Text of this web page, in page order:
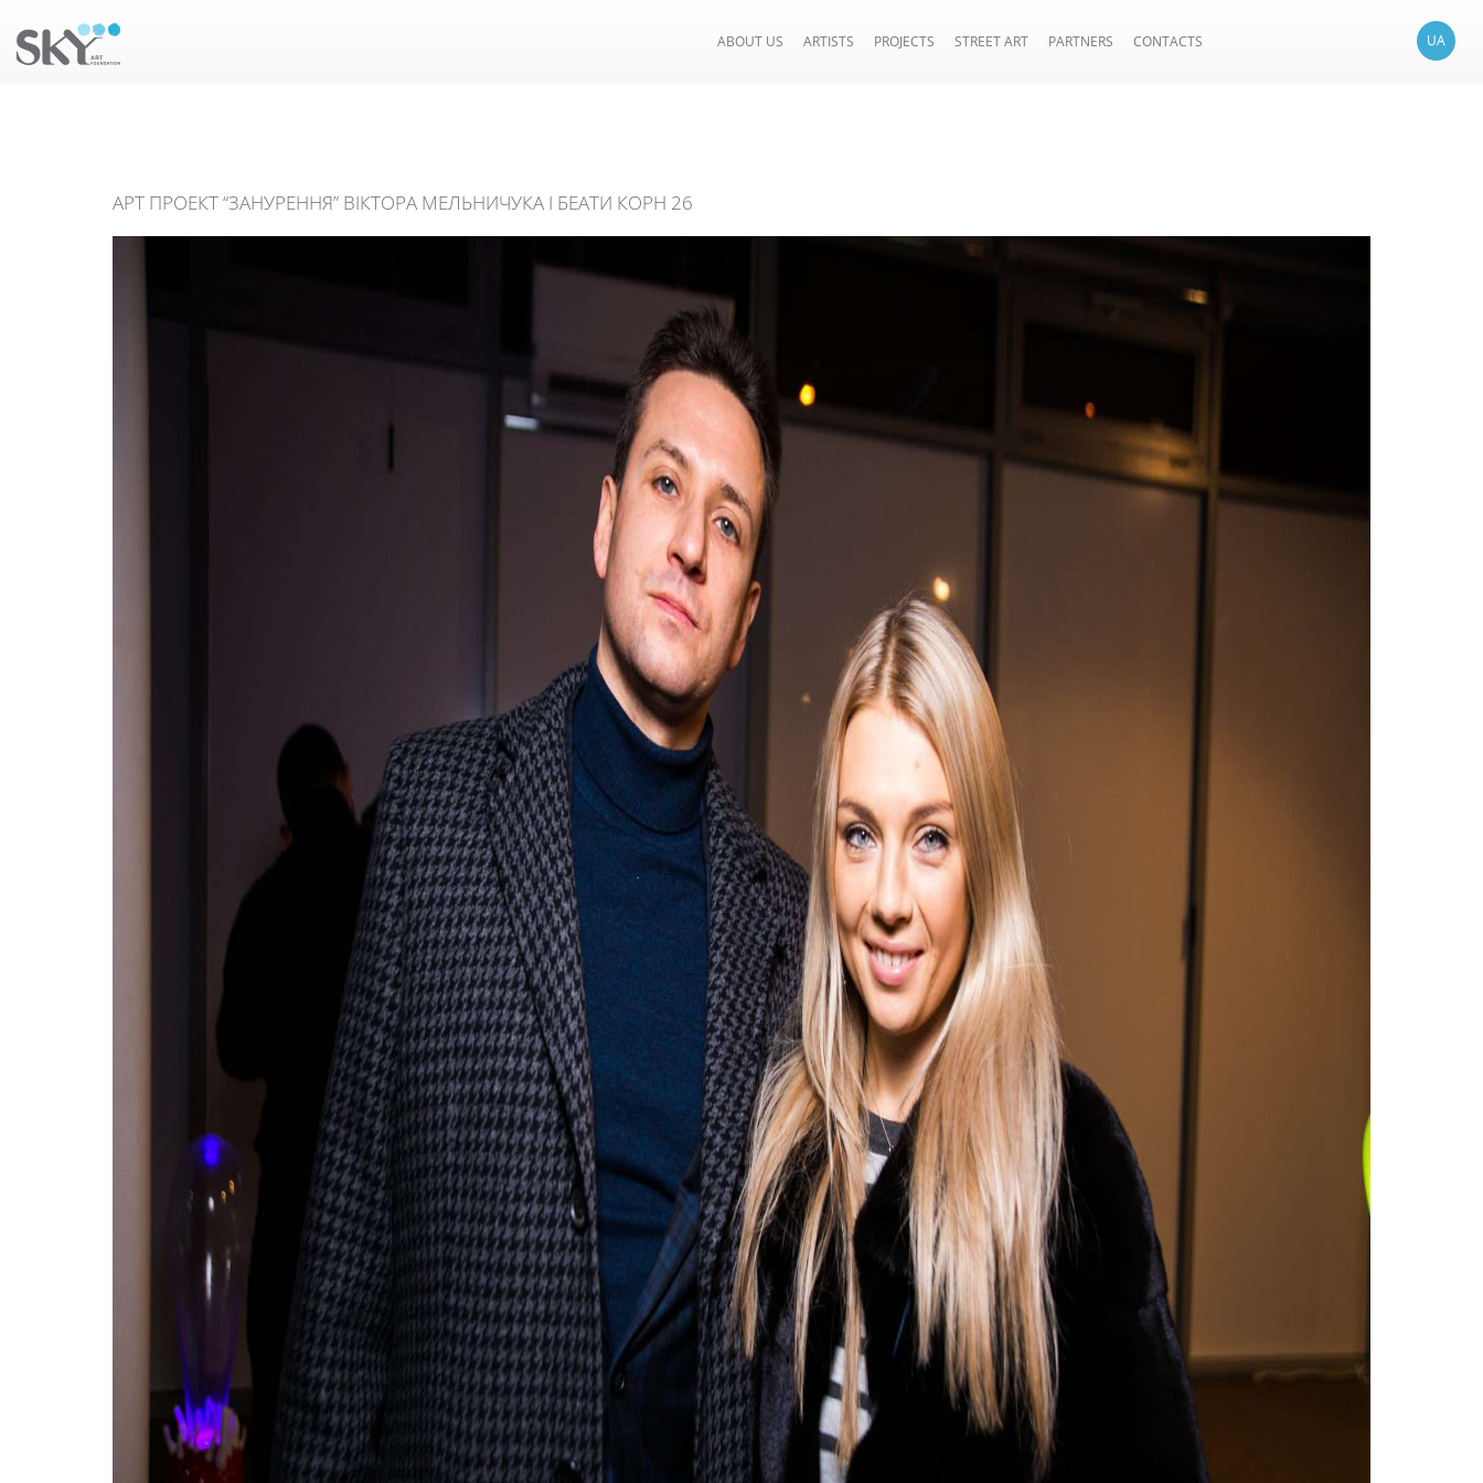
ABOUT US ARTISTS PROJECTS STREET ART PARTNERS CONTACTS UA
АРТ ПРОЕКТ “ЗАНУРЕННЯ” ВІКТОРА МЕЛЬНИЧУКА І БЕАТИ КОРН 26